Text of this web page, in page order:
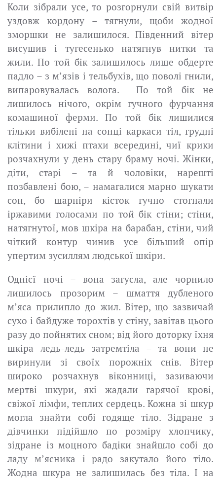
Коли зібрали усе, то розгорнули свій витвір
уздовж кордону – тягнули, щоби жодної
зморшки не залишилося. Південний вітер
висушив і тугесенько натягнув нитки та
жили. По той бік залишилось лише обдерте
падло – з м’язів і тельбухів, що поволі гнили,
випаровувалась волога. По той бік не
лишилось нічого, окрім гучного фурчання
комашиної ферми. По той бік лишилися
тільки вибілені на сонці каркаси тіл, грудні
клітини і хижі птахи всередині, чиї крики
розчахнули у день стару браму ночі. Жінки,
діти, старі – та й чоловіки, нарешті
позбавлені бою, – намагалися марно шукати
сон, бо шарніри кісток гучно стогнали
іржавими голосами по той бік стіни; стіни,
натягнутої, мов шкіра на барабан, стіни, чий
чіткий контур чинив усе більший опір
упертим зусиллям людської шкіри.
Однієї ночі – вона загусла, але чорнило
лишилось прозорим – шмаття дубленого
м’яса прилипло до жил. Вітер, що зазвичай
сухо і байдуже торохтів у стіну, завітав цього
разу до пойнятих сном; від його доторку їхня
шкіра ледь-ледь затремтіла – та вони не
виринули зі своїх порожніх снів. Вітер
широко розчахнув віконниці, зазиваючи
мертві шкури, які жадали гарячої крові,
свіжої лімфи, теплих сердець. Кожна зі шкур
могла знайти собі годяще тіло. Зідране з
дівчинки підійшло по розміру хлопчику,
зідране із моцного бадіки знайшло собі до
ладу м’ясника і радо закутало його тіло.
Жодна шкура не залишилась без тіла. І на